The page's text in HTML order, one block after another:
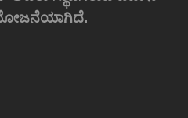
ಯೋಜನೆಯಾಗಿದೆ.